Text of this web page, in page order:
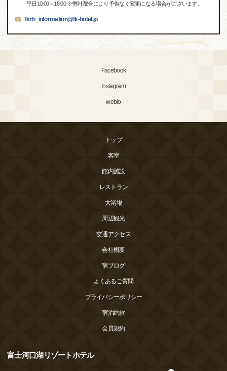
平日10:00～18:00 ※弊社都合により予告なく変更になる場合がございます。
fkrh_information@fk-hotel.jp
Facebook
Instagram
webio
トップ
客室
館内施設
レストラン
大浴場
周辺観光
交通アクセス
会社概要
宿ブログ
よくあるご質問
プライバシーポリシー
宿泊約款
会員規約
富士河口湖リゾートホテル